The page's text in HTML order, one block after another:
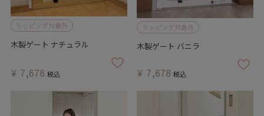
ラッピング対象外
木製ゲート ナチュラル
¥ 7,678 税込
ラッピング対象外
木製ゲート バニラ
¥ 7,678 税込